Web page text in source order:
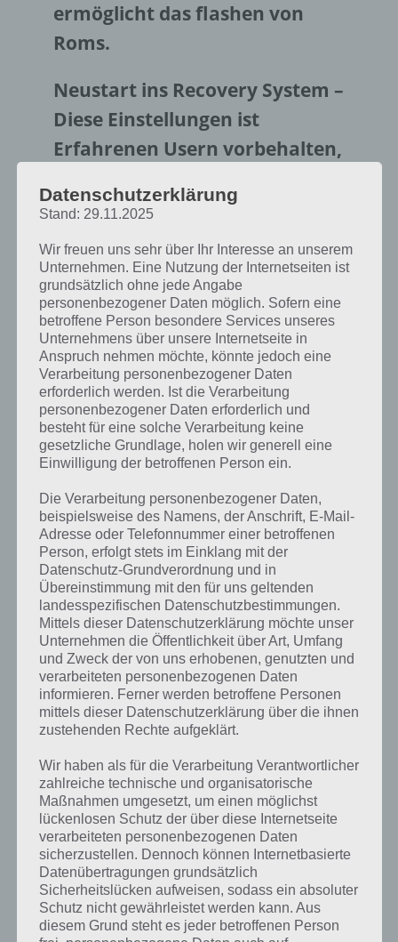
ermöglicht das flashen von
Roms.
Neustart ins Recovery System –
Diese Einstellungen ist
Erfahrenen Usern vorbehalten,
experimentieren.
Rom von SD Karte installieren–
Hier kann eine Rom
ausgewählt und geflasht
werden, die ihr euch zuvor aus
dem Netz oder im
Rommanager geladen habt.
Rom herunterladen– Ladet
euch hier Updates und
verschiedene Rom Versionen
für euer Smartphone.
Auf Rom Updates prüfen (Pro
Version)– Bietet immer das
aktuellste Update eurer Rom-
Version.
Menü: Sicherung und
Wiederhellung– Sichert hier
euer aktuelles Rom oder holt
euch via Backup euer altes
Rom zurück.
Berechtigungen korrigieren–
Sollten Probleme mit eurem
Datenschutzerklärung
Stand: 29.11.2025
Wir freuen uns sehr über Ihr Interesse an unserem
Unternehmen. Eine Nutzung der Internetseiten ist
grundsätzlich ohne jede Angabe
personenbezogener Daten möglich. Sofern eine
betroffene Person besondere Services unseres
Unternehmens über unsere Internetseite in
Anspruch nehmen möchte, könnte jedoch eine
Verarbeitung personenbezogener Daten
erforderlich werden. Ist die Verarbeitung
personenbezogener Daten erforderlich und
besteht für eine solche Verarbeitung keine
gesetzliche Grundlage, holen wir generell eine
Einwilligung der betroffenen Person ein.
Die Verarbeitung personenbezogener Daten,
beispielsweise des Namens, der Anschrift, E-Mail-
Adresse oder Telefonnummer einer betroffenen
Person, erfolgt stets im Einklang mit der
Datenschutz-Grundverordnung und in
Übereinstimmung mit den für uns geltenden
landesspezifischen Datenschutzbestimmungen.
Mittels dieser Datenschutzerklärung möchte unser
Unternehmen die Öffentlichkeit über Art, Umfang
und Zweck der von uns erhobenen, genutzten und
verarbeiteten personenbezogenen Daten
informieren. Ferner werden betroffene Personen
mittels dieser Datenschutzerklärung über die ihnen
zustehenden Rechte aufgeklärt.
Wir haben als für die Verarbeitung Verantwortlicher
zahlreiche technische und organisatorische
Maßnahmen umgesetzt, um einen möglichst
lückenlosen Schutz der über diese Internetseite
verarbeiteten personenbezogenen Daten
sicherzustellen. Dennoch können Internetbasierte
Datenübertragungen grundsätzlich
Sicherheitslücken aufweisen, sodass ein absoluter
Schutz nicht gewährleistet werden kann. Aus
diesem Grund steht es jeder betroffenen Person